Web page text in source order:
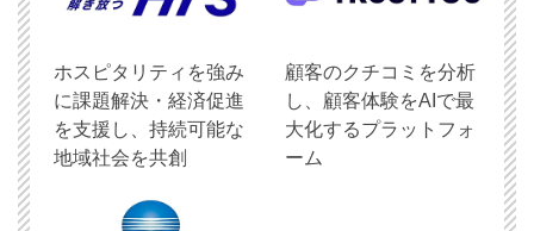
ホスピタリティを強み
に課題解決・経済促進
を支援し、持続可能な
地域社会を共創
顧客のクチコミを分析
し、顧客体験をAIで最
大化するプラットフォ
ーム